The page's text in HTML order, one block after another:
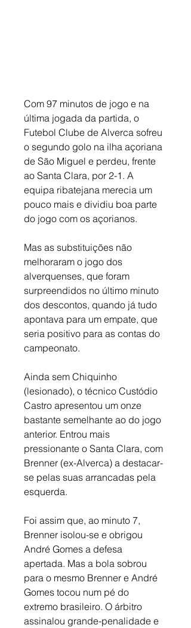
Com 97 minutos de jogo e na
última jogada da partida, o
Futebol Clube de Alverca sofreu
o segundo golo na ilha açoriana
de São Miguel e perdeu, frente
ao Santa Clara, por 2-1. A
equipa ribatejana merecia um
pouco mais e dividiu boa parte
do jogo com os açorianos.
Mas as substituições não
melhoraram o jogo dos
alverquenses, que foram
surpreendidos no último minuto
dos descontos, quando já tudo
apontava para um empate, que
seria positivo para as contas do
campeonato.
Ainda sem Chiquinho
(lesionado), o técnico Custódio
Castro apresentou um onze
bastante semelhante ao do jogo
anterior. Entrou mais
pressionante o Santa Clara, com
Brenner (ex-Alverca) a destacar-
se pelas suas arrancadas pela
esquerda.
Foi assim que, ao minuto 7,
Brenner isolou-se e obrigou
André Gomes a defesa
apertada. Mas a bola sobrou
para o mesmo Brenner e André
Gomes tocou num pé do
extremo brasileiro. O árbitro
assinalou grande-penalidade e